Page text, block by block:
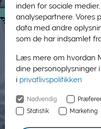
inden for sociale
analysepartnere. Vores
data med andre
som de har indsamlet
Læs mere om hvordan
dine personoplysninger
i privatlivspolitikken
Nødvendig
Statistik
Marketing